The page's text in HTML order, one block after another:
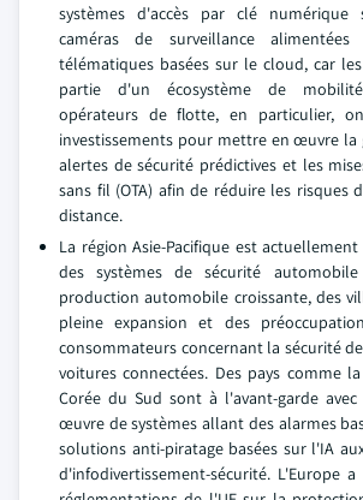
systèmes d'accès par clé numérique
caméras de surveillance
télématiques basées sur le cloud, car
partie d'un écosystème de
opérateurs de flotte, en particulier,
investissements pour mettre en œuvre la
alertes de sécurité prédictives et les
sans fil (OTA) afin de réduire les risques
distance.
La région Asie-Pacifique est
des systèmes de sécurité
production automobile croissante, des
pleine expansion et des
consommateurs concernant la sécurité
voitures connectées. Des pays comme
Corée du Sud sont à l'avant-garde
œuvre de systèmes allant des alarmes
solutions anti-piratage basées sur l'IA
d'infodivertissement-sécurité. L'Europe